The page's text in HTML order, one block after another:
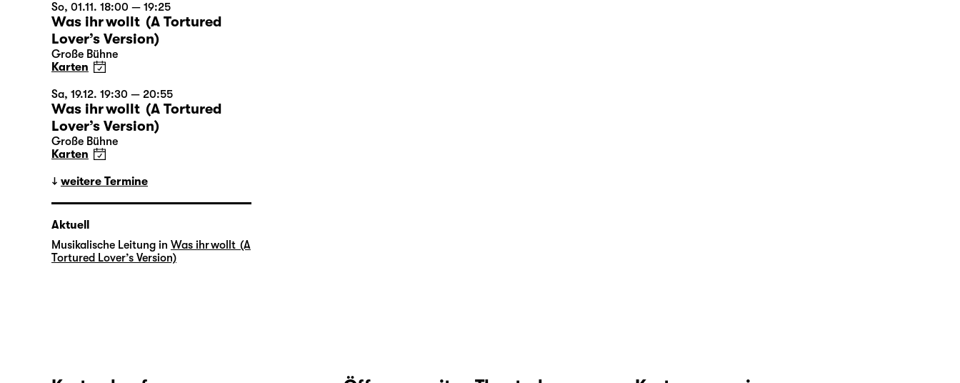
So, 01.11. 18:00 — 19:25
Was ihr wollt (A Tortured
Lover’s Version)
Große Bühne
Karten
Sa, 19.12. 19:30 — 20:55
Was ihr wollt (A Tortured
Lover’s Version)
Große Bühne
Karten
weitere Termine
Aktuell
Musikalische Leitung in Was ihr wollt (A
Tortured Lover’s Version)